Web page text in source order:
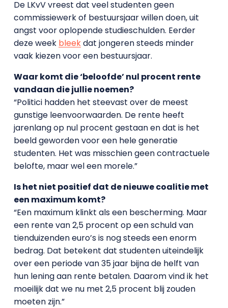
De LKvV vreest dat veel studenten geen
commissiewerk of bestuursjaar willen doen, uit
angst voor oplopende studieschulden. Eerder
deze week bleekdat jongeren steeds minder
vaak kiezen voor een bestuursjaar.
Waar komt die ‘beloofde’ nul procent rente
vandaan die jullie noemen?
“Politici hadden het steevast over de meest
gunstige leenvoorwaarden. De rente heeft
jarenlang op nul procent gestaan en dat is het
beeld geworden voor een hele generatie
studenten. Het was misschien geen contractuele
belofte, maar wel een morele.”
Is het niet positief dat de nieuwe coalitie met
een maximum komt?
“Een maximum klinkt als een bescherming. Maar
een rente van 2,5 procent op een schuld van
tienduizenden euro’s is nog steeds een enorm
bedrag. Dat betekent dat studenten uiteindelijk
over een periode van 35 jaar bijna de helft van
hun lening aan rente betalen. Daarom vind ik het
moeilijk dat we nu met 2,5 procent blij zouden
moeten zijn.”